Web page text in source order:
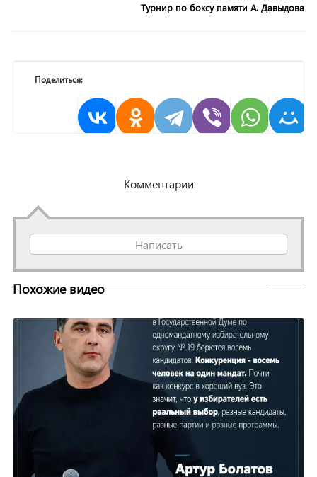
Турнир по боксу памяти А. Давыдова
Поделиться:
Комментарии
Написать
Похожие видео